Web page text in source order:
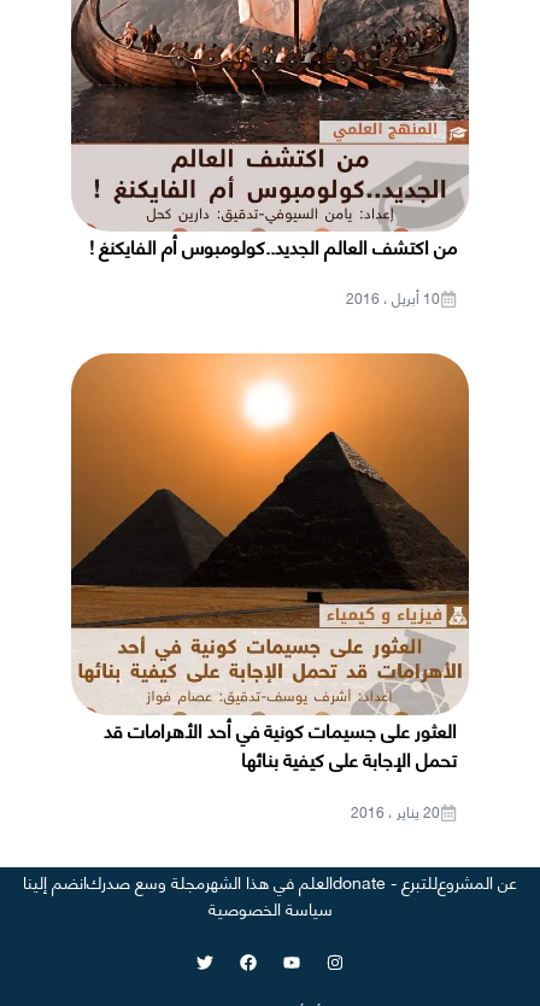
من اكتشف العالم الجديد..كولومبوس أم الفايكنغ !
10 أبريل ، 2016
العثور على جسيمات كونية في أحد الأهرامات قد
تحمل الإجابة على كيفية بنائها
20 يناير ، 2016
عن المشروعللتبرع - donate العلم في هذا الشهرمجلة وسع صدركانضم إلينا
سياسة الخصوصية